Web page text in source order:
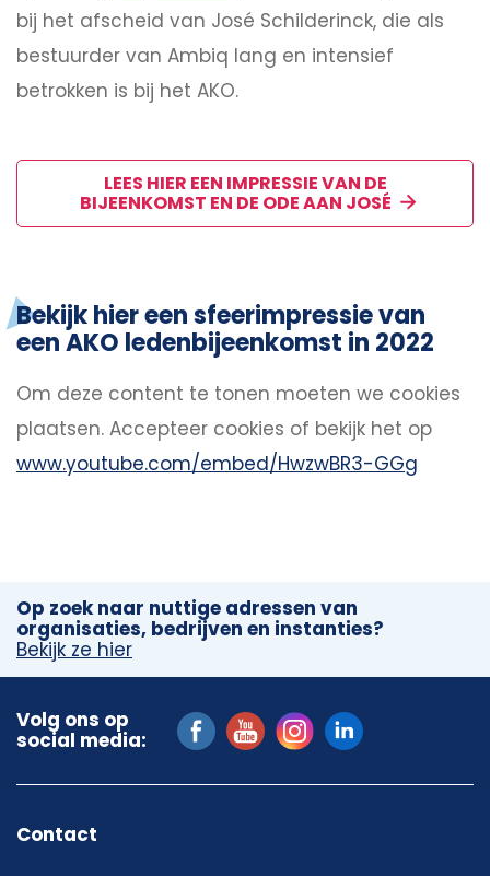
bij het afscheid van José Schilderinck, die als
bestuurder van Ambiq lang en intensief
betrokken is bij het AKO.
LEES HIER EEN IMPRESSIE VAN DE
BIJEENKOMST EN DE ODE AAN JOSÉ
Bekijk hier een sfeerimpressie van
een AKO ledenbijeenkomst in 2022
Om deze content te tonen moeten we cookies
plaatsen. Accepteer cookies of bekijk het op
www.youtube.com/embed/HwzwBR3-GGg
Op zoek naar nuttige adressen van
organisaties, bedrijven en instanties?
Bekijk ze hier
Volg ons op
social media:
Contact